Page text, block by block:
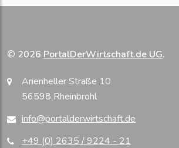
© 2026 PortalDerWirtschaft.de UG.
Arienheller Straße 10
56598 Rheinbrohl
info@portalderwirtschaft.de
+49 (0) 2635 / 9224 - 21